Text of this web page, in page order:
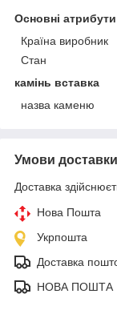
Основні атрибути
Країна виробник
Стан
камінь вставка
назва каменю
Умови доставки
Доставка
Нова Пошта
Укрпошта
Доставка
НОВА ПОШТА